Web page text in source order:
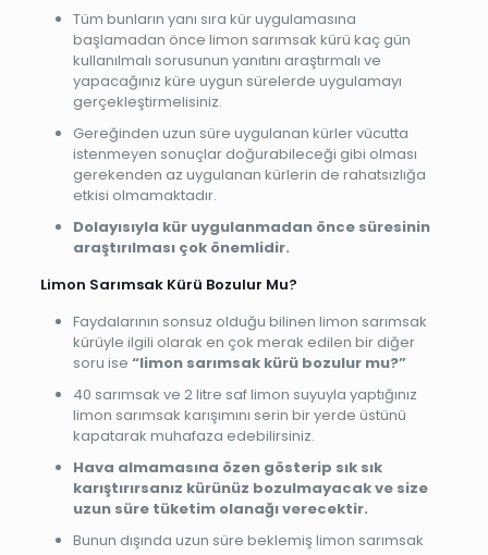
Tüm bunların yanı sıra kür uygulamasına
başlamadan önce limon sarımsak kürü kaç gün
kullanılmalı sorusunun yanıtını araştırmalı ve
yapacağınız küre uygun sürelerde uygulamayı
gerçekleştirmelisiniz.
Gereğinden uzun süre uygulanan kürler vücutta
istenmeyen sonuçlar doğurabileceği gibi olması
gerekenden az uygulanan kürlerin de rahatsızlığa
etkisi olmamaktadır.
Dolayısıyla kür uygulanmadan önce süresinin
araştırılması çok önemlidir.
Limon Sarımsak Kürü Bozulur Mu?
Faydalarının sonsuz olduğu bilinen limon sarımsak
kürüyle ilgili olarak en çok merak edilen bir diğer
soru ise “limon sarımsak kürü bozulur mu?”
40 sarımsak ve 2 litre saf limon suyuyla yaptığınız
limon sarımsak karışımını serin bir yerde üstünü
kapatarak muhafaza edebilirsiniz.
Hava almamasına özen gösterip sık sık
karıştırırsanız kürünüz bozulmayacak ve size
uzun süre tüketim olanağı verecektir.
Bunun dışında uzun süre beklemiş limon sarımsak